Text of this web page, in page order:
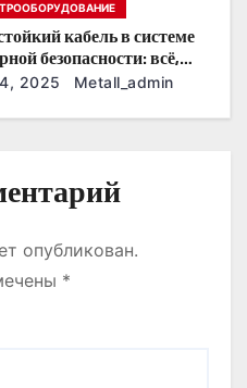
кабель в системе
безопасности: всё,
знать
2025 Metall_admin
опубликован.
*